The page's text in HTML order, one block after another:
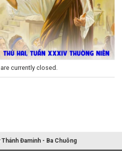
currently closed.
Thánh Đaminh - Ba Chuông